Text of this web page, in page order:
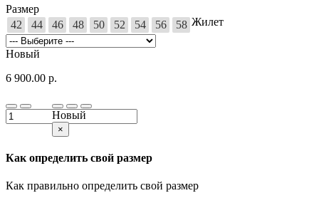
Размер
42
44 46 48 50 52 54 56 58 Жилет
Новый
6 900.00 р.
Новый
×
Как определить свой размер
Как правильно определить свой размер